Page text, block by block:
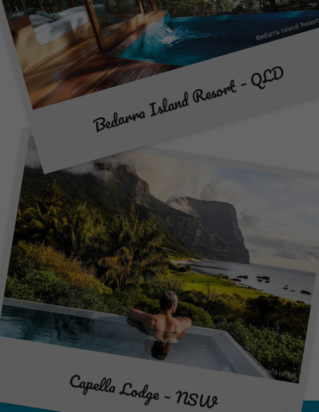
Bedarra Island Resort – QLD
Capella Lodge – NSW